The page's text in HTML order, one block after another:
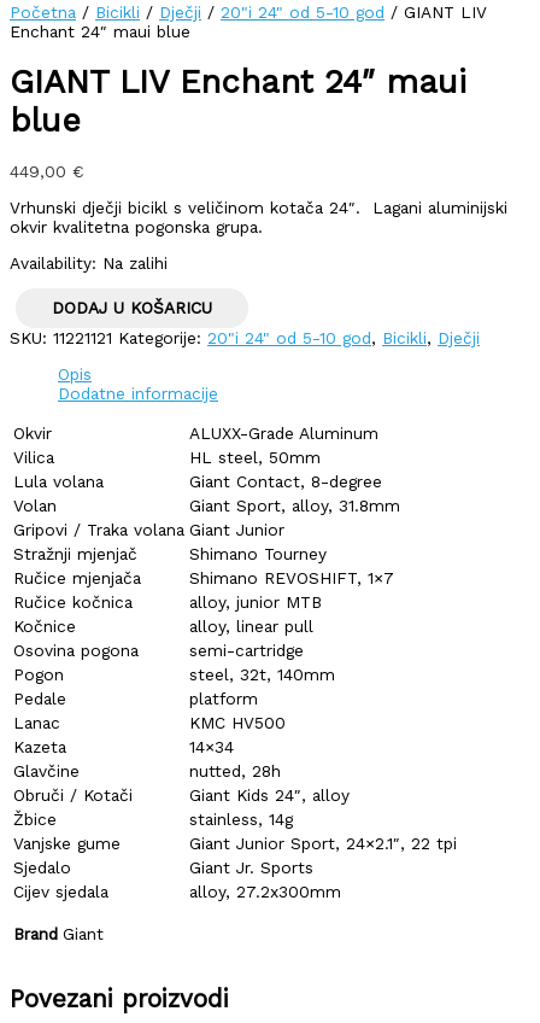
Početna / Bicikli / Dječji / 20"i 24" od 5-10 god / GIANT LIV
Enchant 24″ maui blue
GIANT LIV Enchant 24″ maui
blue
449,00 €
Vrhunski dječji bicikl s veličinom kotača 24″. Lagani aluminijski
okvir kvalitetna pogonska grupa.
Availability: Na zalihi
DODAJ U KOŠARICU
SKU: 11221121 Kategorije: 20"i 24" od 5-10 god, Bicikli, Dječji
Opis
Dodatne informacije
Okvir
ALUXX-Grade Aluminum
Vilica
HL steel, 50mm
Lula volana
Giant Contact, 8-degree
Volan
Giant Sport, alloy, 31.8mm
Gripovi / Traka volana Giant Junior
Stražnji mjenjač
Shimano Tourney
Ručice mjenjača
Shimano REVOSHIFT, 1×7
Ručice kočnica
alloy, junior MTB
Kočnice
alloy, linear pull
Osovina pogona
semi-cartridge
Pogon
steel, 32t, 140mm
Pedale
platform
Lanac
KMC HV500
Kazeta
14×34
Glavčine
nutted, 28h
Obruči / Kotači
Giant Kids 24″, alloy
Žbice
stainless, 14g
Vanjske gume
Giant Junior Sport, 24×2.1″, 22 tpi
Sjedalo
Giant Jr. Sports
Cijev sjedala
alloy, 27.2x300mm
Brand Giant
Povezani proizvodi